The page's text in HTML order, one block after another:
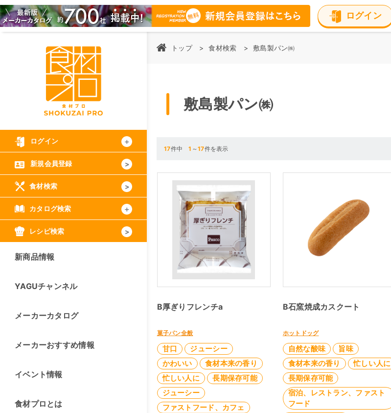
ログイン
ログイン
新規会員登録
食材検索
カタログ検索
レシピ検索
新商品情報
YAGUチャンネル
メーカーカタログ
メーカーおすすめ情報
イベント情報
食材プロとは
トップ 食材検索 敷島製パン㈱
敷島製パン㈱
17件中1 ～17件を表示
B厚ぎりフレンチa
菓子パン全般
甘口
ジューシー
かわいい
食材本来の香り
忙しい人に
長期保存可能
ジューシー
ファストフード、カフェ
B石窯焼成カスクート
ホットドッグ
自然な酸味
旨味
食材本来の香り
忙しい人に
長期保存可能
宿泊、レストラン、ファスト
フード